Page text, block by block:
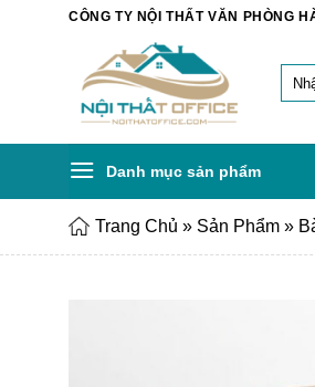
CÔNG TY NỘI THẤT VĂN PHÒNG
kiếm:
Danh mục sản phẩm
Trang Chủ » Sản Phẩm »